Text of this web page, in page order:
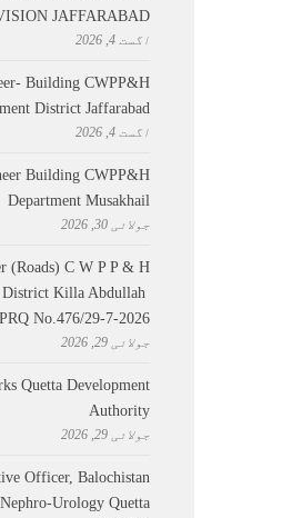
JAFFARABAD
اگست 4, 2026
Building CWPP&H
District Jaffarabad
اگست 4, 2026
Building CWPP&H
Department Musakhail
جولائی 30, 2026
(Roads) C W P P & H
Killa Abdullah
No.476/29-7-2026
جولائی 29, 2026
Quetta Development
Authority
جولائی 29, 2026
Officer, Balochistan
Urology Quetta